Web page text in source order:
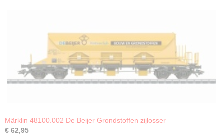
Märklin 48100.002 De Beijer Grondstoffen zijlosser
€ 62,95